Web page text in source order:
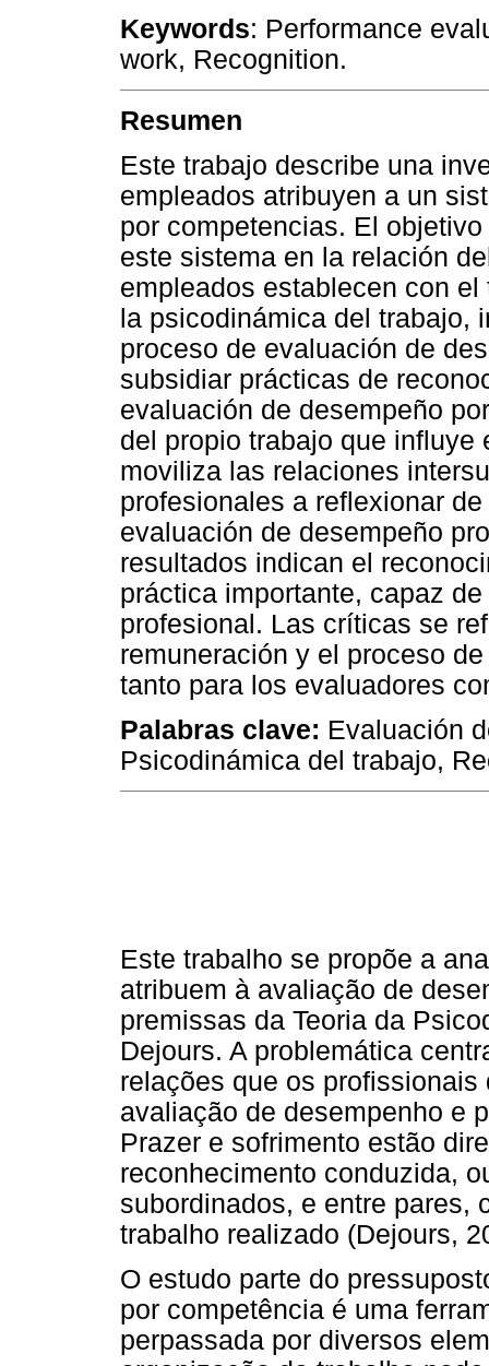
Keywords: Performance
work, Recognition.
Resumen
Este trabajo describe una
empleados atribuyen a un
por competencias. El
este sistema en la relación
empleados establecen con
la psicodinámica del trabajo,
proceso de evaluación de
subsidiar prácticas de
evaluación de desempeño
del propio trabajo que
moviliza las relaciones
profesionales a reflexionar
evaluación de desempeño
resultados indican el
práctica importante, capaz
profesional. Las críticas se
remuneración y el proceso
tanto para los evaluadores
Palabras clave: Evaluación
Psicodinámica del trabajo,
Este trabalho se propõe a
atribuem à avaliação de
premissas da Teoria da
Dejours. A problemática
relações que os
avaliação de desempenho e
Prazer e sofrimento estão
reconhecimento conduzida,
subordinados, e entre pares,
trabalho realizado (Dejours,
O estudo parte do
por competência é uma
perpassada por diversos